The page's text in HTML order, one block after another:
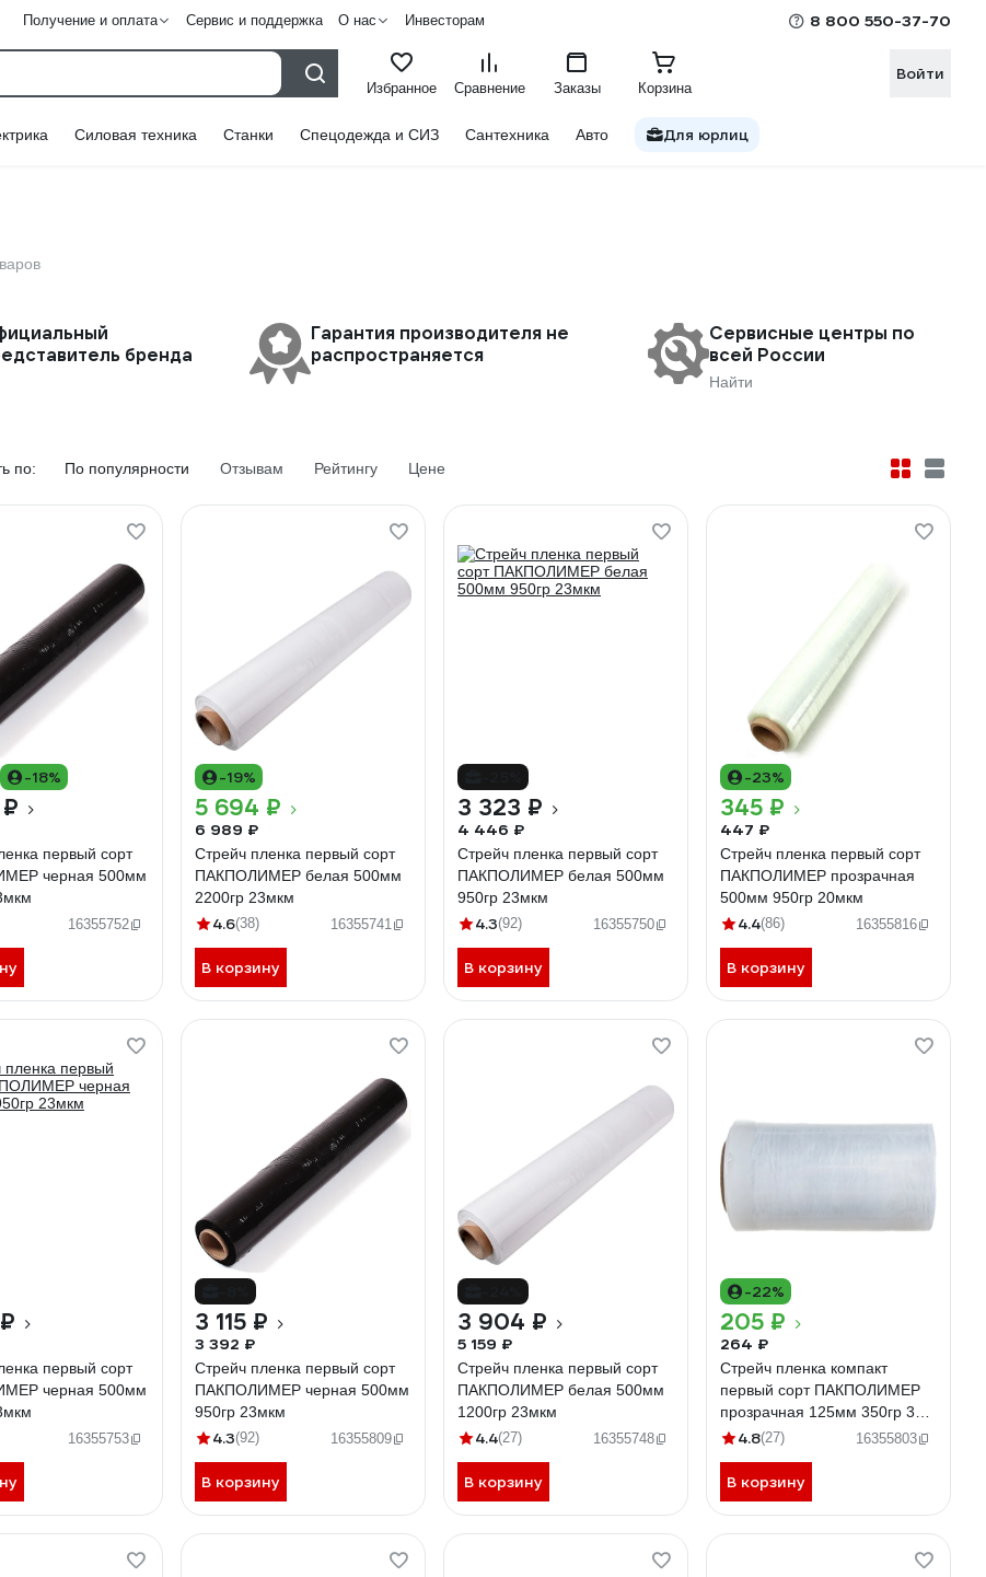
Получение и оплата Сервис и поддержка О нас Инвесторам 8 800 550-37-70
Избранное Сравнение Заказы Корзина
Войти
Силовая техника Станки Спецодежда и СИЗ Сантехника Авто Для юрлиц
бренда
Гарантия производителя не
распространяется
Сервисные центры по
всей России
Найти
по: По популярности Отзывам Рейтингу Цене
-18%
первый сорт
черная 500мм
16355752
-19%
5 694 ₽
6 989 ₽
Стрейч пленка первый сорт
ПАКПОЛИМЕР белая 500мм
2200гр 23мкм
4.6(38) 16355741
В корзину
3 323 ₽
4 446 ₽
Стрейч пленка первый сорт
ПАКПОЛИМЕР белая 500мм
950гр 23мкм
4.3(92) 16355750
В корзину
-23%
345 ₽
447 ₽
Стрейч пленка первый сорт
ПАКПОЛИМЕР прозрачная
500мм 950гр 20мкм
4.4(86) 16355816
В корзину
первый сорт
черная 500мм
16355753
3 115 ₽
3 392 ₽
Стрейч пленка первый сорт
ПАКПОЛИМЕР черная 500мм
950гр 23мкм
4.3(92) 16355809
В корзину
3 904 ₽
5 159 ₽
Стрейч пленка первый сорт
ПАКПОЛИМЕР белая 500мм
1200гр 23мкм
4.4(27) 16355748
В корзину
-22%
205 ₽
264 ₽
Стрейч пленка компакт
первый сорт ПАКПОЛИМЕР
прозрачная 125мм 350гр 38
20мкм
4.8(27) 16355803
В корзину